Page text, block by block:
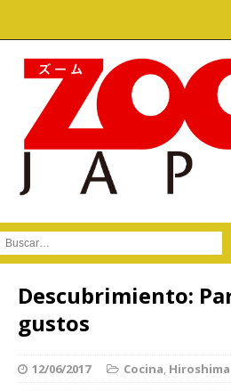
Buscar :
Descubrimiento:
gustos
12/06/2017 Cocina, Hiroshima